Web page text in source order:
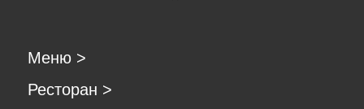
Меню >
Ресторан >